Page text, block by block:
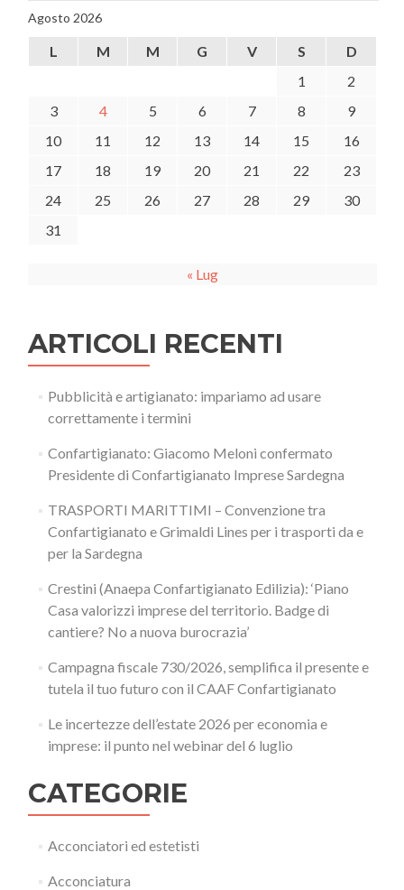
Agosto 2026
L M M G V S
D
1
2
3
4 5 6 7 8
9
10
11 12 13 14 15
16
17
18 19 20 21 22
23
24
25 26 27 28 29
30
31
« Lug
ARTICOLI RECENTI
Pubblicità e artigianato: impariamo ad usare
correttamente i termini
Confartigianato: Giacomo Meloni confermato
Presidente di Confartigianato Imprese Sardegna
TRASPORTI MARITTIMI – Convenzione tra
Confartigianato e Grimaldi Lines per i trasporti da e
per la Sardegna
Crestini (Anaepa Confartigianato Edilizia): ‘Piano
Casa valorizzi imprese del territorio. Badge di
cantiere? No a nuova burocrazia’
Campagna fiscale 730/2026, semplifica il presente e
tutela il tuo futuro con il CAAF Confartigianato
Le incertezze dell’estate 2026 per economia e
imprese: il punto nel webinar del 6 luglio
CATEGORIE
Acconciatori ed estetisti
Acconciatura